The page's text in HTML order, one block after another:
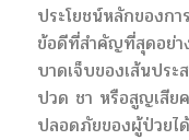
ประโยชน์หลักของก
ข้อดีที่สำคัญที่สุดอย่า
บาดเจ็บของเส้นประ
ปวด ชา หรือสูญเสีย
ปลอดภัยของผู้ป่วยไ